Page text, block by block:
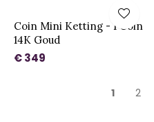
Coin Mini Ketting - 1 Coin
14K Goud
€ 349
1 2